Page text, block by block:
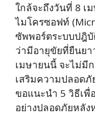
ใกล้จะถึงวันที่ 8 เ
ไมโครซอฟท์
ซัพพอร์ตระบบปฎิบั
ว่ามีอายุขัยที่ยืนย
เมษายนนี้ จะไม่มี
เสริมความปลอดภั
ขอแนะนำ 5 วิธีเพื่
อย่างปลอดภัยหลั